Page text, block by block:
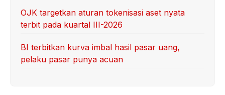
OJK targetkan aturan tokenisasi aset nyata
terbit pada kuartal III-2026
BI terbitkan kurva imbal hasil pasar uang,
pelaku pasar punya acuan